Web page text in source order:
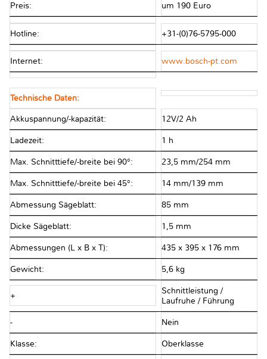
Preis: um 190 Euro
Hotline: +31-(0)76-5795-000
Internet: www.bosch-pt.com
Technische Daten:
Akkuspannung/-kapazität: 12V/2 Ah
Ladezeit: 1 h
Max. Schnitttiefe/-breite bei 90°: 23,5 mm/254 mm
Max. Schnitttiefe/-breite bei 45°: 14 mm/139 mm
Abmessung Sägeblatt: 85 mm
Dicke Sägeblatt: 1,5 mm
Abmessungen (L x B x T): 435 x 395 x 176 mm
Gewicht: 5,6 kg
+
Schnittleistung /
Laufruhe / Führung
- Nein
Klasse: Oberklasse